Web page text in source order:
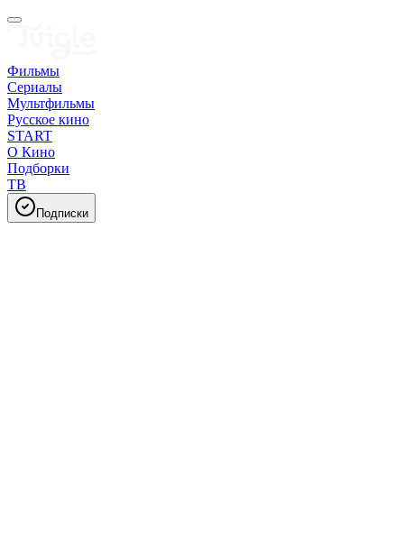
Фильмы
Сериалы
Мультфильмы
Русское кино
START
О Кино
Подборки
ТВ
Подписки